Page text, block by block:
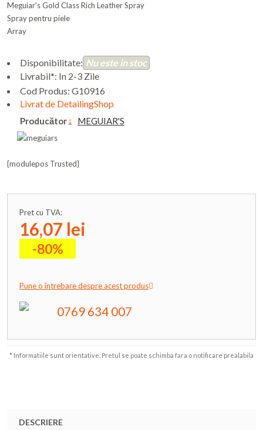
Meguiar's Gold Class Rich Leather Spray
Spray pentru piele
Array
Disponibilitate: Nu este in stoc
Livrabil*: In 2-3 Zile
Cod Produs: G10916
Livrat de DetailingShop
Producător MEGUIAR'S
{modulepos Trusted}
Pret cu TVA:
16,07 lei
-80%
Pune o întrebare despre acest produs
0769 634 007
* Informatiile sunt orientative. Pretul se poate schimba fara o notificare prealabila
DESCRIERE